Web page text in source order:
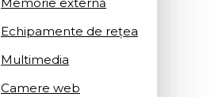
Echipamente de rețea
Multimedia
Camere web